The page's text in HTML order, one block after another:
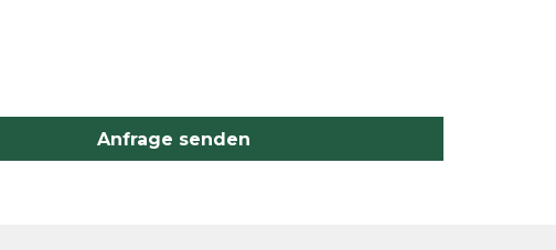
Anfrage senden